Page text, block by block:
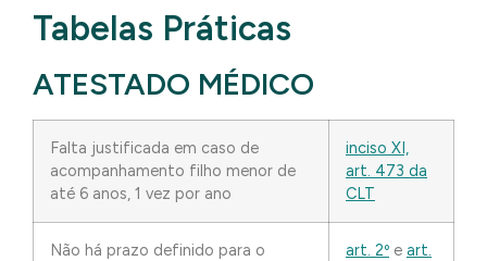
Tabelas Práticas
ATESTADO MÉDICO
Falta justificada em caso de
acompanhamento filho menor de
até 6 anos, 1 vez por ano
inciso XI,
art. 473 da
CLT
Não há prazo definido para o
art. 2º e art.